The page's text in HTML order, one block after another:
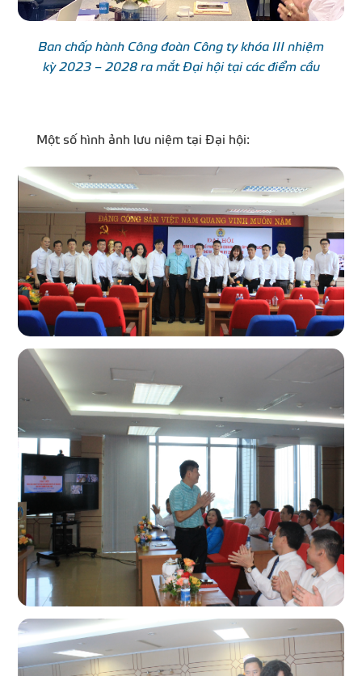
Ban chấp hành Công đoàn Công ty khóa III nhiệm
kỳ 2023 – 2028 ra mắt Đại hội tại các điểm cầu
Một số hình ảnh lưu niệm tại Đại hội: